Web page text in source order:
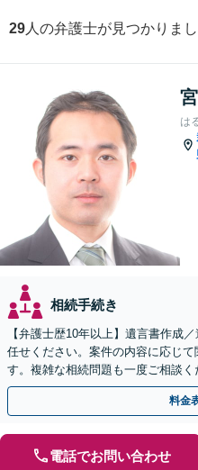
29 人の弁護士が見つかりま
は
相続手続き
【弁護士歴10年以上】遺言書作成
任せください。案件の内容に応じ
す。複雑な相続問題も一度ご相談
相談可】
料金
電話でお問い合わせ